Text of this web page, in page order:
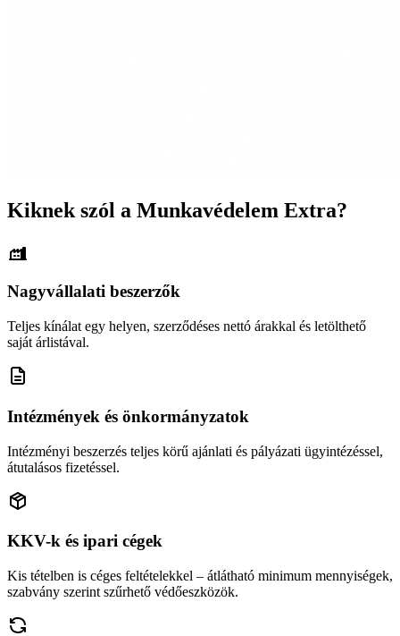
Kiknek szól a Munkavédelem Extra?
Nagyvállalati beszerzők
Teljes kínálat egy helyen, szerződéses nettó árakkal és letölthető
saját árlistával.
Intézmények és önkormányzatok
Intézményi beszerzés teljes körű ajánlati és pályázati ügyintézéssel,
átutalásos fizetéssel.
KKV-k és ipari cégek
Kis tételben is céges feltételekkel – átlátható minimum mennyiségek,
szabvány szerint szűrhető védőeszközök.